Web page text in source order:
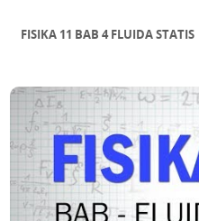
FISIKA 11 BAB 4 FLUIDA STATIS